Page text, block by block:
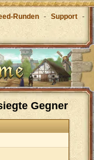
Runden - Support -
Gegner